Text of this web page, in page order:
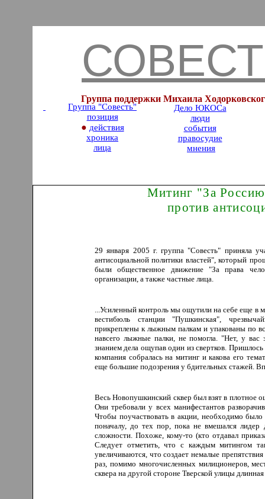
Группа поддержки Михаила
Группа "Совесть"
позиция
● действия
хроника
лица
Дело ЮКОСа
люди
события
правосудие
мнения
Митинг "За Россию
против
29 января 2005 г. группа "Совесть" приняла
антисоциальной политики властей", который
были общественное движение "За права
организации, а также частные лица.
...Усиленный контроль мы ощутили на себе еще в
вестибюль станции "Пушкинская",
прикреплены к лыжным палкам и упакованы по
навсего лыжные палки, не помогла. "Нет, у вас
знанием дела ощупав один из свертков.
компания собралась на митинг и какова его
еще большие подозрения у бдительных стажей.
Весь Новопушкинский сквер был взят в плотное
Они требовали у всех манифестантов
Чтобы поучаствовать в акции, необходимо
поначалу, до тех пор, пока не вмешался лидер
сложности. Похоже, кому-то (кто отдавал
Следует отметить, что с каждым митингом
увеличиваются, что создает немалые
раз, помимо многочисленных милиционеров,
сквера на другой стороне Тверской улицы